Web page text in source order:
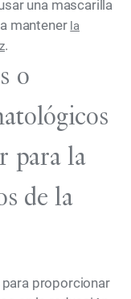
una mascarilla
mantener la
.
o
para la
de la
proporcionar